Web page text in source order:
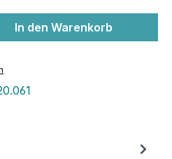
den
In den Warenkorb